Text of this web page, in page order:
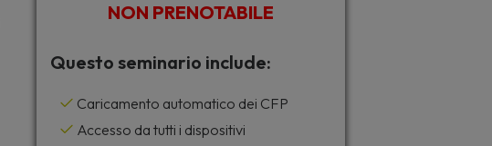
NON PRENOTABILE
Questo seminario include:
Caricamento automatico dei CFP
Accesso da tutti i dispositivi